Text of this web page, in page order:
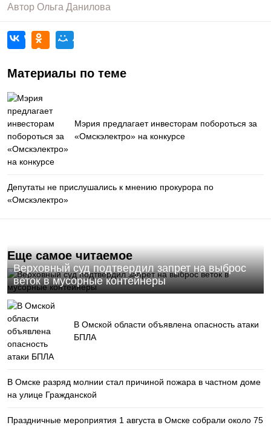
Автор Ольга Данилова
Материалы по теме
Мэрия предлагает инвесторам побороться за
«Омскэлектро» на конкурсе
Депутаты не прислушались к мнению прокурора по
«Омскэлектро»
Еще самое читаемое
Верховный суд подтвердил запрет на выброс
веток в мусорные контейнеры
В Омской области объявлена опасность атаки
БПЛА
В Омске разряд молнии стал причиной пожара в частном доме
на улице Гражданской
Праздничные мероприятия 1 августа в Омске собрали около 75